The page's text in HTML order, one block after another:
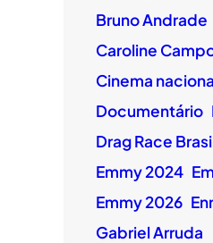
Bruno Andrade
Caroline
Cinema
Documentário
Drag Race
Emmy 2024
Emmy 2026
Gabriel Arruda